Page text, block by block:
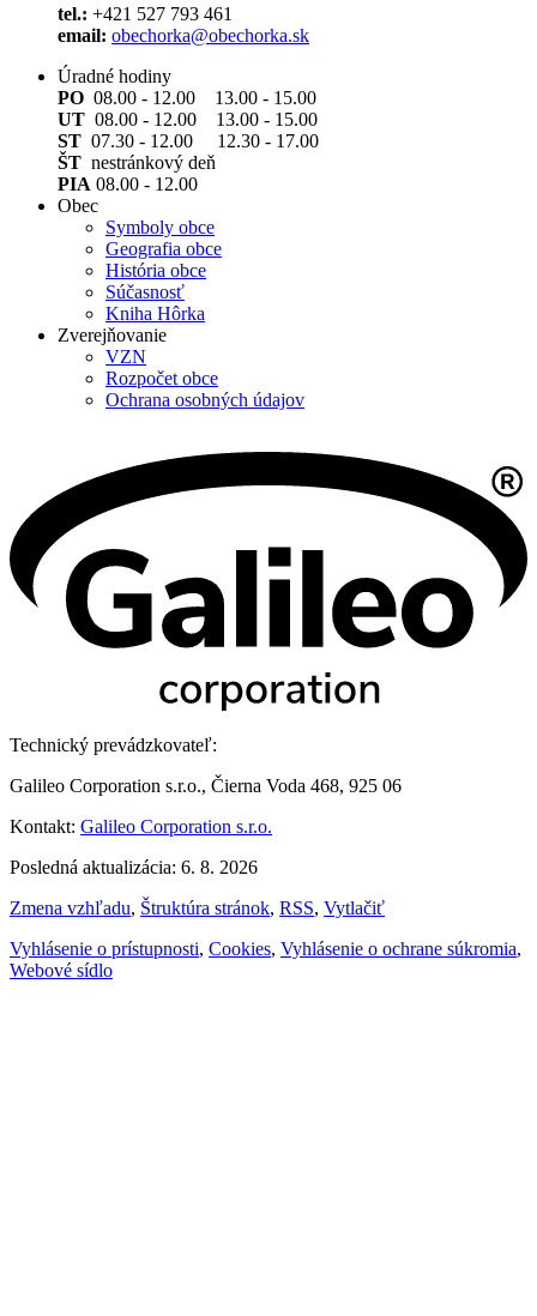
tel.: +421 527 793 461
email: obechorka@obechorka.sk
Úradné hodiny
PO 08.00 - 12.00 13.00 - 15.00
UT 08.00 - 12.00 13.00 - 15.00
ST 07.30 - 12.00 12.30 - 17.00
ŠT nestránkový deň
PIA 08.00 - 12.00
Obec
Symboly obce
Geografia obce
História obce
Súčasnosť
Kniha Hôrka
Zverejňovanie
VZN
Rozpočet obce
Ochrana osobných údajov
Technický prevádzkovateľ:
Galileo Corporation s.r.o., Čierna Voda 468, 925 06
Kontakt: Galileo Corporation s.r.o.
Posledná aktualizácia: 6. 8. 2026
Zmena vzhľadu, Štruktúra stránok, RSS, Vytlačiť
Vyhlásenie o prístupnosti, Cookies, Vyhlásenie o ochrane súkromia,
Webové sídlo